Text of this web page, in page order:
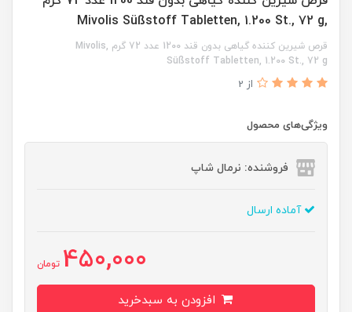
,Mivolis Süßstoff Tabletten, 1.200 St., 72 g
قرص شیرین کننده گیاهی بدون قند 1200 عدد 72 گرم ,Mivolis
Süßstoff Tabletten, 1.200 St., 72 g
از 2
ویژگی‌های محصول
فروشنده: نرمال شاپ
آماده ارسال
450,000 تومان